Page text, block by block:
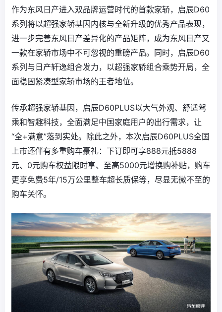
作为东风日产进入双品牌运营时代的首款家轿，启辰D60
系列将以超强家轿基因内核与全新升级的优秀产品表现，
进一步完善东风日产差异化的产品矩阵，成为东风日产又
一款在家轿市场中不可忽视的重磅产品。同时，启辰D60
系列与日产轩逸组合发力，以超强家轿组合乘势开局，全
面稳固紧凑型家轿市场的王者地位。
传承超强家轿基因，启辰D60PLUS以大气外观、舒适驾
乘和智趣科技，全面满足中国家庭用户的出行需求，让
“全+满意”落到实处。除此之外，本次启辰D60PLUS全国
上市还伴有多重购车豪礼：下订即可享888元抵5888
元、0元购车权益限时享、至高5000元增换购补贴，购车
更享免费5年/15万公里整车超长质保等，尽显无微不至的
购车关怀。